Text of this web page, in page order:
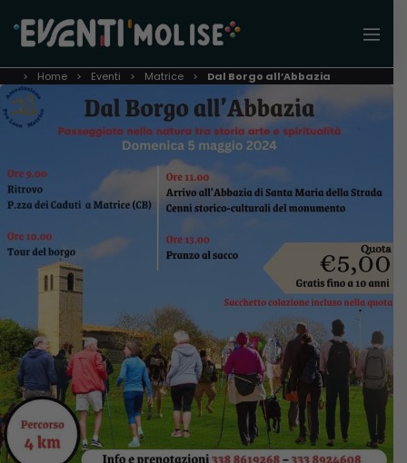
Home Eventi Matrice Dal Borgo all’Abbazia